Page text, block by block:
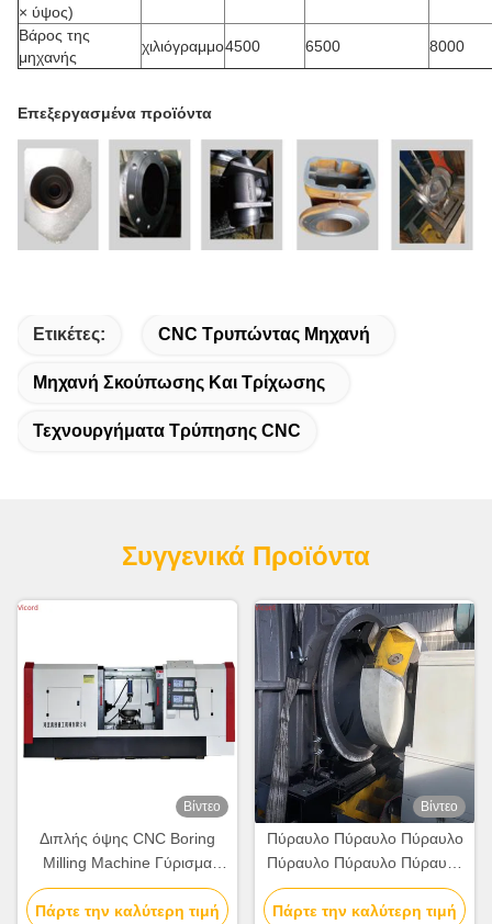
× ύψος)
Βάρος της
μηχανής
χιλιόγραμμο4500 6500 8000
Επεξεργασμένα προϊόντα
Ετικέτες: CNC Τρυπώντας Μηχανή
Μηχανή Σκούπωσης Και Τρίχωσης
Τεχνουργήματα Τρύπησης CNC
Συγγενικά Προϊόντα
Βίντεο
Διπλής όψης CNC Boring
Milling Machine Γύρισμα
Πλήρως ευφυές
Αυτοματοποιημένο
Πάρτε την καλύτερη τιμή
Βίντεο
Πύραυλο Πύραυλο Πύραυλο
Πύραυλο Πύραυλο Πύραυλο
Πύραυλο Πύραυλο
Πάρτε την καλύτερη τιμή